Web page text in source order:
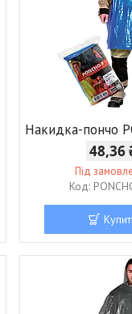
Накидка-пончо
48,36
Під